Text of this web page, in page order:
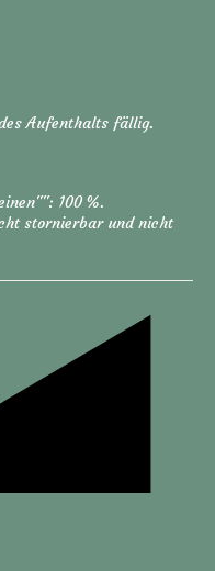
Aufenthalts fällig.
100 %.
stornierbar und nicht